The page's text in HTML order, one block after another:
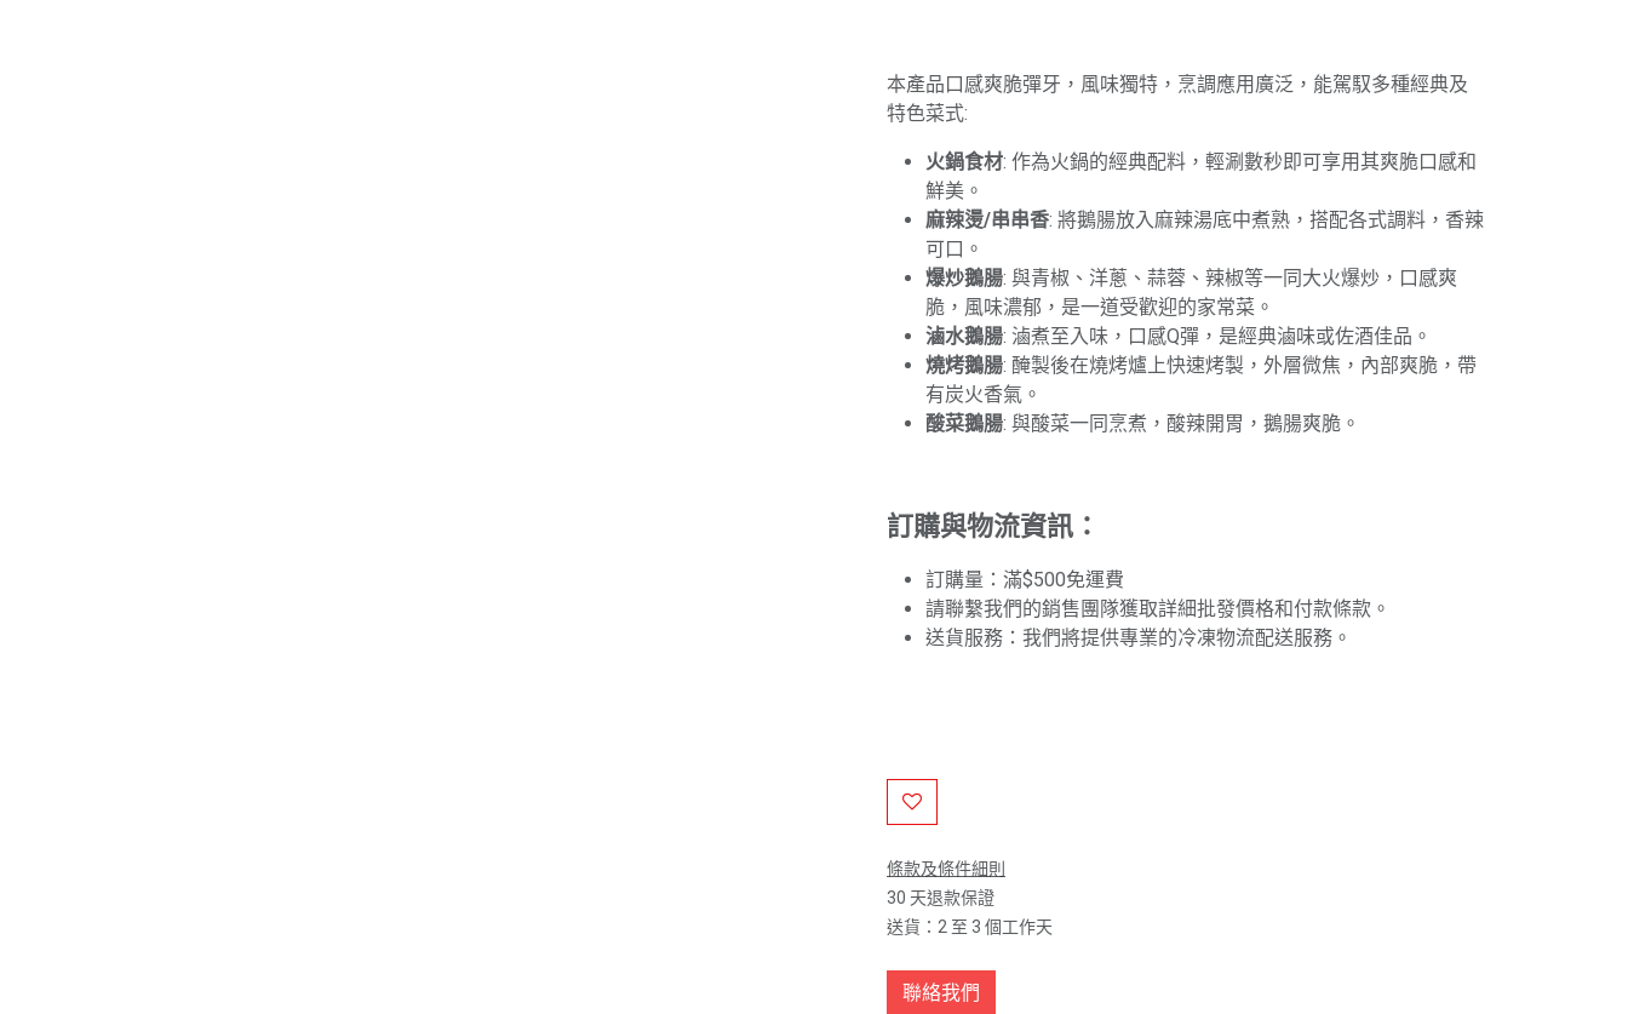
本產品口感爽脆彈牙，風味獨特，烹調應用廣泛，能駕馭多種經典及
特色菜式:
火鍋食材: 作為火鍋的經典配料，輕涮數秒即可享用其爽脆口感和
鮮美。
麻辣燙/串串香: 將鵝腸放入麻辣湯底中煮熟，搭配各式調料，香辣
可口。
爆炒鵝腸: 與青椒、洋蔥、蒜蓉、辣椒等一同大火爆炒，口感爽
脆，風味濃郁，是一道受歡迎的家常菜。
滷水鵝腸: 滷煮至入味，口感Q彈，是經典滷味或佐酒佳品。
燒烤鵝腸: 醃製後在燒烤爐上快速烤製，外層微焦，內部爽脆，帶
有炭火香氣。
酸菜鵝腸: 與酸菜一同烹煮，酸辣開胃，鵝腸爽脆。
訂購與物流資訊：
訂購量：滿$500免運費
請聯繫我們的銷售團隊獲取詳細批發價格和付款條款。
送貨服務：我們將提供專業的冷凍物流配送服務。
條款及條件細則
30 天退款保證
送貨：2 至 3 個工作天
聯絡我們